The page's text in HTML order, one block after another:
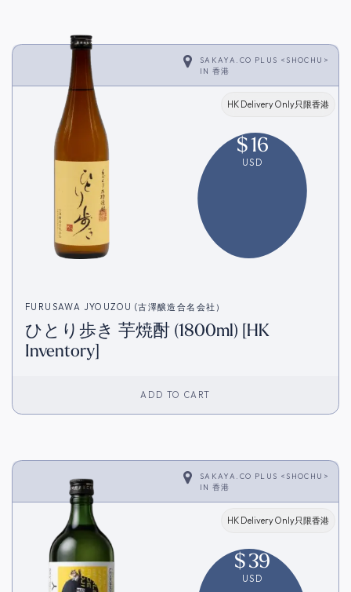
SAKAYA.CO PLUS <SHOCHU>
IN 香港
HK Delivery Only只限香港
$16
USD
FURUSAWA JYOUZOU (古澤醸造合名会社）
ひとり歩き 芋焼酎 (1800ml) [HK
Inventory]
ADD TO CART
SAKAYA.CO PLUS <SHOCHU>
IN 香港
HK Delivery Only只限香港
$39
USD